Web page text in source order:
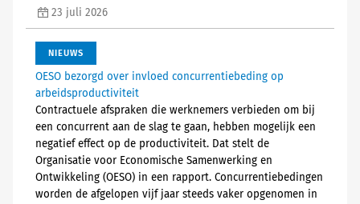
23 juli 2026
NIEUWS
OESO bezorgd over invloed concurrentiebeding op
arbeidsproductiviteit
Contractuele afspraken die werknemers verbieden om bij
een concurrent aan de slag te gaan, hebben mogelijk een
negatief effect op de productiviteit. Dat stelt de
Organisatie voor Economische Samenwerking en
Ontwikkeling (OESO) in een rapport. Concurrentiebedingen
worden de afgelopen vijf jaar steeds vaker opgenomen in